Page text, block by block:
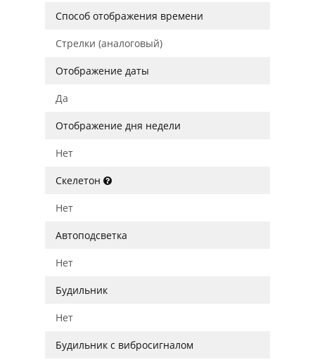
Способ отображения времени
Стрелки (аналоговый)
Отображение даты
Да
Отображение дня недели
Нет
Скелетон
Нет
Автоподсветка
Нет
Будильник
Нет
Будильник с вибросигналом